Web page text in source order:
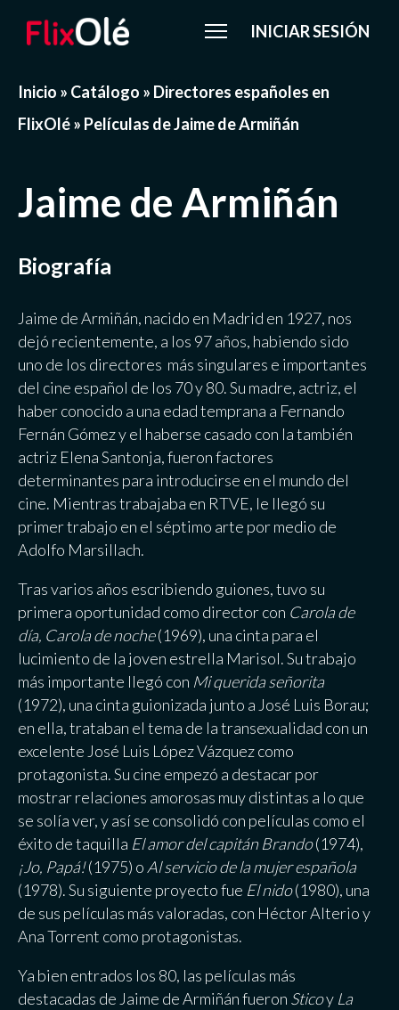
INICIAR SESIÓN
Inicio » Catálogo » Directores españoles en
FlixOlé» Películas de Jaime de Armiñán
Jaime de Armiñán
Biografía
Jaime de Armiñán, nacido en Madrid en 1927, nos
dejó recientemente, a los 97 años, habiendo sido
uno de los directores más singulares e importantes
del cine español de los 70 y 80. Su madre, actriz, el
haber conocido a una edad temprana a Fernando
Fernán Gómez y el haberse casado con la también
actriz Elena Santonja, fueron factores
determinantes para introducirse en el mundo del
cine. Mientras trabajaba en RTVE, le llegó su
primer trabajo en el séptimo arte por medio de
Adolfo Marsillach.
Tras varios años escribiendo guiones, tuvo su
primera oportunidad como director con Carola de
día, Carola de noche(1969), una cinta para el
lucimiento de la joven estrella Marisol. Su trabajo
más importante llegó con Mi querida señorita
(1972), una cinta guionizada junto a José Luis Borau;
en ella, trataban el tema de la transexualidad con un
excelente José Luis López Vázquez como
protagonista. Su cine empezó a destacar por
mostrar relaciones amorosas muy distintas a lo que
se solía ver, y así se consolidó con películas como el
éxito de taquilla El amor del capitán Brando(1974),
¡Jo, Papá!(1975) o Al servicio de la mujer española
(1978). Su siguiente proyecto fue El nido(1980), una
de sus películas más valoradas, con Héctor Alterio y
Ana Torrent como protagonistas.
Ya bien entrados los 80, las películas más
destacadas de Jaime de Armiñán fueron Sticoy La